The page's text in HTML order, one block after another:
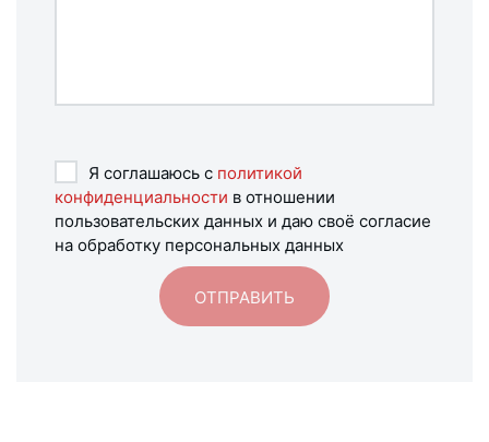
Я соглашаюсь с политикой
конфиденциальности в отношении
пользовательских данных и даю своё согласие
на обработку персональных данных